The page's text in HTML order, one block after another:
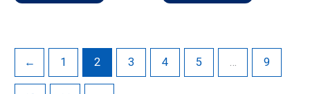
← 1 2 3 4 5 … 9